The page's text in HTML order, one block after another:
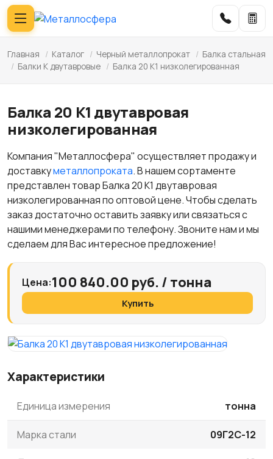
Главная / Каталог / Черный металлопрокат / Балка стальная
/ Балки К двутавровые / Балка 20 К1 низколегированная
Балка 20 К1 двутавровая
низколегированная
Компания "Металлосфера" осуществляет продажу и
доставкуметаллопроката. В нашем сортаменте
представлен товар Балка 20 К1 двутавровая
низколегированная по оптовой цене. Чтобы сделать
заказ достаточно оставить заявку или связаться с
нашими менеджерами по телефону. Звоните нам и мы
сделаем для Вас интересное предложение!
Цена:100 840.00 руб. / тонна
Купить
Характеристики
Единица измерения тонна
Марка стали 09Г2С-12